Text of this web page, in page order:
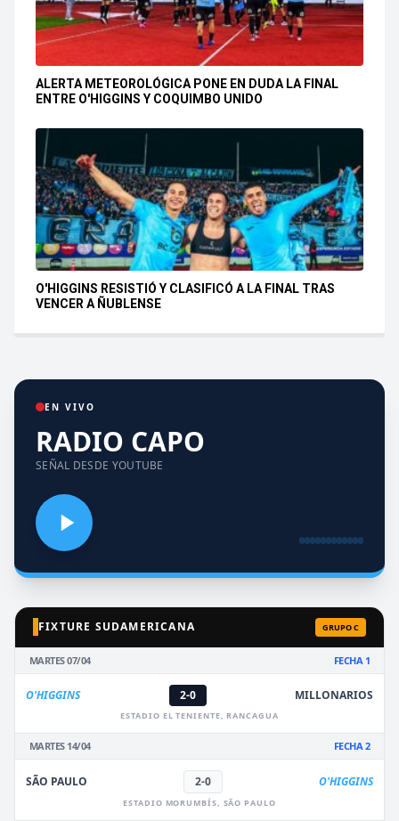
ALERTA METEOROLÓGICA PONE EN DUDA LA FINAL
ENTRE O'HIGGINS Y COQUIMBO UNIDO
O'HIGGINS RESISTIÓ Y CLASIFICÓ A LA FINAL TRAS
VENCER A ÑUBLENSE
EN VIVO
RADIO CAPO
SEÑAL DESDE YOUTUBE
FIXTURE SUDAMERICANA GRUPO C
MARTES 07/04 FECHA 1
O'HIGGINS 2-0 MILLONARIOS
ESTADIO EL TENIENTE, RANCAGUA
MARTES 14/04 FECHA 2
SÃO PAULO 2-0 O'HIGGINS
ESTADIO MORUMBÍS, SÃO PAULO